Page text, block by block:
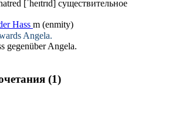
[ˈheɪtrɪd] существительное
Hass m (enmity)
Angela.
gegenüber Angela.
(1)